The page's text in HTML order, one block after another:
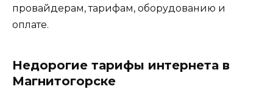
провайдерам, тарифам, оборудованию и
оплате.
Недорогие тарифы интернета в
Магнитогорске